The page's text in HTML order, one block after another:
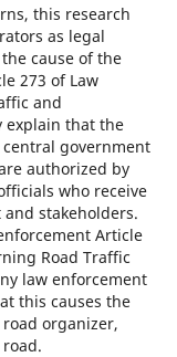
this research
as legal
cause of the
273 of Law
and
explain that the
government
authorized by
who receive
stakeholders.
Article
Road Traffic
law enforcement
this causes the
organizer,